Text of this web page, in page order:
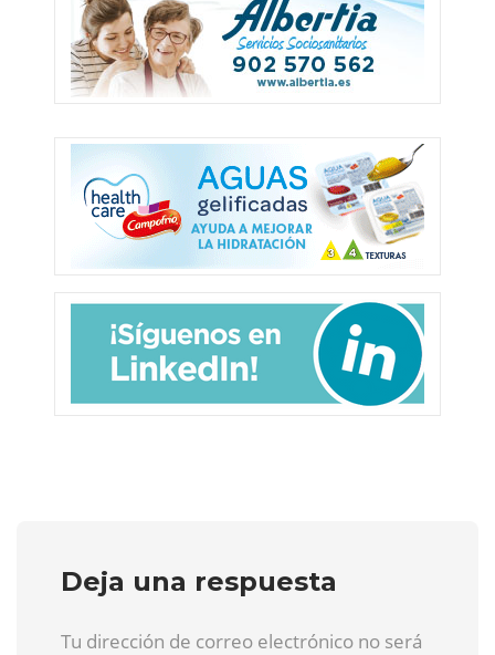
Deja una respuesta
Tu dirección de correo electrónico no será